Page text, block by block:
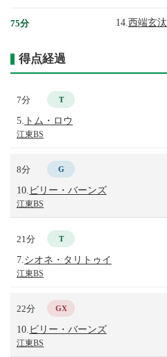
75分 14. 西端玄汰
得点経過
7分 T
5. トム・ロウ
江東BS
8分 G
10. ビリー・バーンズ
江東BS
21分 T
7. シオネ・タリトゥイ
江東BS
22分 GX
10. ビリー・バーンズ
江東BS